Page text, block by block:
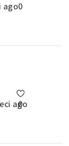
ago0
ago
0